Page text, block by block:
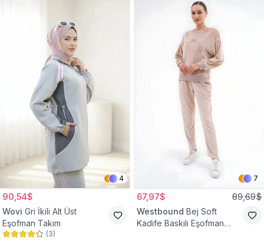
4
90,54$
Wovi Gri İkili Alt Üst
Eşofman Takım
(3)
7
67,97$ 89,69$
Westbound Bej Soft
Kadife Baskılı Eşofman